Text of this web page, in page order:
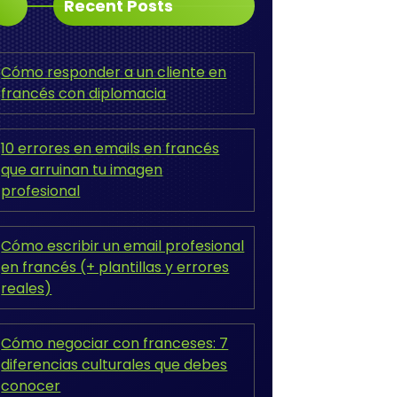
Recent Posts
Cómo responder a un cliente en
francés con diplomacia
10 errores en emails en francés
que arruinan tu imagen
profesional
Cómo escribir un email profesional
en francés (+ plantillas y errores
reales)
Cómo negociar con franceses: 7
diferencias culturales que debes
conocer